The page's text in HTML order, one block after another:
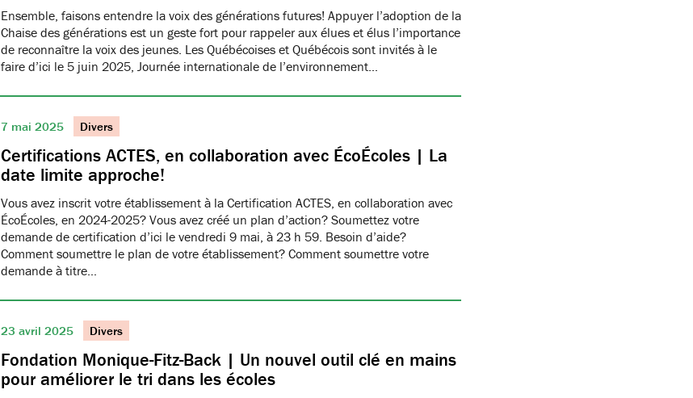
Ensemble, faisons entendre la voix des générations futures! Appuyer l’adoption de la
Chaise des générations est un geste fort pour rappeler aux élues et élus l’importance
de reconnaître la voix des jeunes. Les Québécoises et Québécois sont invités à le
faire d’ici le 5 juin 2025, Journée internationale de l’environnement…
7 mai 2025 Divers
Certifications ACTES, en collaboration avec ÉcoÉcoles | La
date limite approche!
Vous avez inscrit votre établissement à la Certification ACTES, en collaboration avec
ÉcoÉcoles, en 2024-2025? Vous avez créé un plan d’action? Soumettez votre
demande de certification d’ici le vendredi 9 mai, à 23 h 59. Besoin d’aide?
Comment soumettre le plan de votre établissement? Comment soumettre votre
demande à titre…
23 avril 2025 Divers
Fondation Monique-Fitz-Back | Un nouvel outil clé en mains
pour améliorer le tri dans les écoles